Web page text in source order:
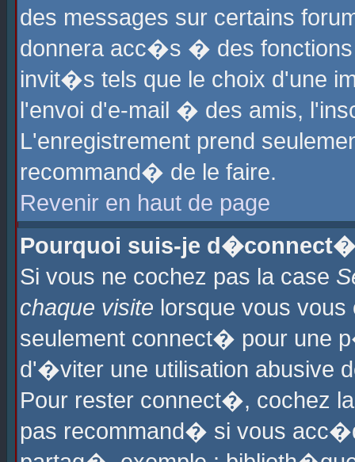
des messages sur certains
donnera acc�s � des fonctions
invit�s tels que le choix d'une
l'envoi d'e-mail � des amis,
L'enregistrement prend
recommand� de le faire.
Revenir en haut de page
Pourquoi suis-je
Si vous ne cochez pas la case
chaque visite lorsque vous
seulement connect� pour une
d'�viter une utilisation abusive
Pour rester connect�, cochez
pas recommand� si vous